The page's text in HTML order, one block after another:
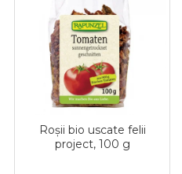
Roşii bio uscate felii
project, 100 g